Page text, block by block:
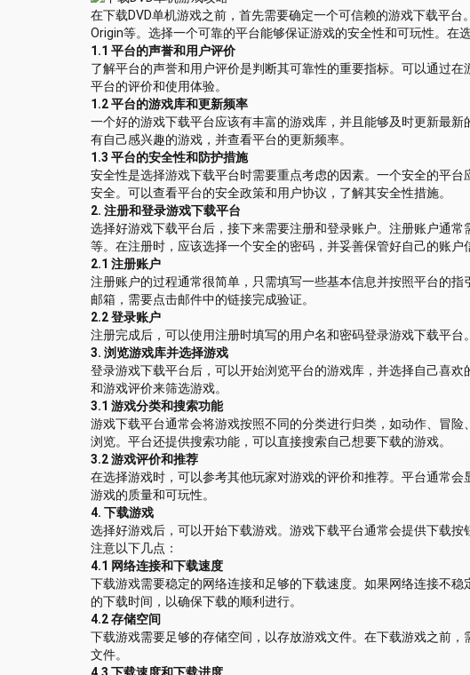
在下载DVD单机游戏之前，首先需要确定一个可信赖的游戏下载平
Origin等。选择一个可靠的平台能够保证游戏的安全性和可玩性。在
1.1 平台的声誉和用户评价
了解平台的声誉和用户评价是判断其可靠性的重要指标。可以通过
平台的评价和使用体验。
1.2 平台的游戏库和更新频率
一个好的游戏下载平台应该有丰富的游戏库，并且能够及时更新最
有自己感兴趣的游戏，并查看平台的更新频率。
1.3 平台的安全性和防护措施
安全性是选择游戏下载平台时需要重点考虑的因素。一个安全的平
安全。可以查看平台的安全政策和用户协议，了解其安全性措施。
2. 注册和登录游戏下载平台
选择好游戏下载平台后，接下来需要注册和登录账户。注册账户通
等。在注册时，应该选择一个安全的密码，并妥善保管好自己的账户
2.1 注册账户
注册账户的过程通常很简单，只需填写一些基本信息并按照平台的
邮箱，需要点击邮件中的链接完成验证。
2.2 登录账户
注册完成后，可以使用注册时填写的用户名和密码登录游戏下载平台
3. 浏览游戏库并选择游戏
登录游戏下载平台后，可以开始浏览平台的游戏库，并选择自己喜
和游戏评价来筛选游戏。
3.1 游戏分类和搜索功能
游戏下载平台通常会将游戏按照不同的分类进行归类，如动作、冒
浏览。平台还提供搜索功能，可以直接搜索自己想要下载的游戏。
3.2 游戏评价和推荐
在选择游戏时，可以参考其他玩家对游戏的评价和推荐。平台通常
游戏的质量和可玩性。
4. 下载游戏
选择好游戏后，可以开始下载游戏。游戏下载平台通常会提供下载
注意以下几点：
4.1 网络连接和下载速度
下载游戏需要稳定的网络连接和足够的下载速度。如果网络连接不
的下载时间，以确保下载的顺利进行。
4.2 存储空间
下载游戏需要足够的存储空间，以存放游戏文件。在下载游戏之前
文件。